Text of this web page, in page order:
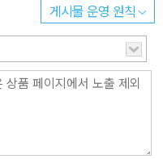
게시물 운영 원칙